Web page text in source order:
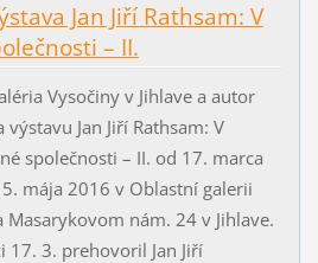
Jan Jiří Rathsam: V
– II.
Vysočiny v Jihlave a autor
výstavu Jan Jiří Rathsam: V
společnosti – II. od 17. marca
mája 2016 v Oblastní galerii
Masarykovom nám. 24 v Jihlave.
17. 3. prehovoril Jan Jiří